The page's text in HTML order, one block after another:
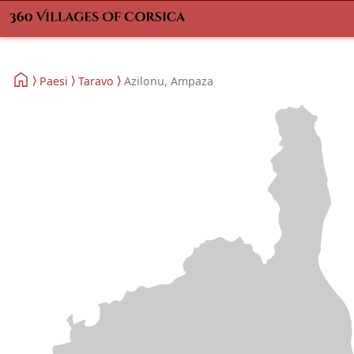
Paesi Taravo Azilonu, Ampaza